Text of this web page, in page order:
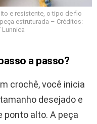
e resistente, o tipo de fio
estruturada – Créditos:
a passo?
crochê, você inicia
desejado e
ponto alto. A peça